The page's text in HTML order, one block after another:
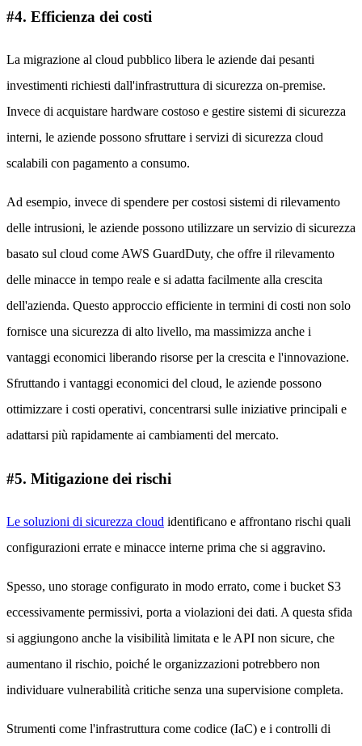
#4. Efficienza dei costi
La migrazione al cloud pubblico libera le aziende dai pesanti
investimenti richiesti dall'infrastruttura di sicurezza on-premise.
Invece di acquistare hardware costoso e gestire sistemi di sicurezza
interni, le aziende possono sfruttare i servizi di sicurezza cloud
scalabili con pagamento a consumo.
Ad esempio, invece di spendere per costosi sistemi di rilevamento
delle intrusioni, le aziende possono utilizzare un servizio di sicurezza
basato sul cloud come AWS GuardDuty, che offre il rilevamento
delle minacce in tempo reale e si adatta facilmente alla crescita
dell'azienda. Questo approccio efficiente in termini di costi non solo
fornisce una sicurezza di alto livello, ma massimizza anche i
vantaggi economici liberando risorse per la crescita e l'innovazione.
Sfruttando i vantaggi economici del cloud, le aziende possono
ottimizzare i costi operativi, concentrarsi sulle iniziative principali e
adattarsi più rapidamente ai cambiamenti del mercato.
#5. Mitigazione dei rischi
Le soluzioni di sicurezza cloud identificano e affrontano rischi quali
configurazioni errate e minacce interne prima che si aggravino.
Spesso, uno storage configurato in modo errato, come i bucket S3
eccessivamente permissivi, porta a violazioni dei dati. A questa sfida
si aggiungono anche la visibilità limitata e le API non sicure, che
aumentano il rischio, poiché le organizzazioni potrebbero non
individuare vulnerabilità critiche senza una supervisione completa.
Strumenti come l'infrastruttura come codice (IaC) e i controlli di